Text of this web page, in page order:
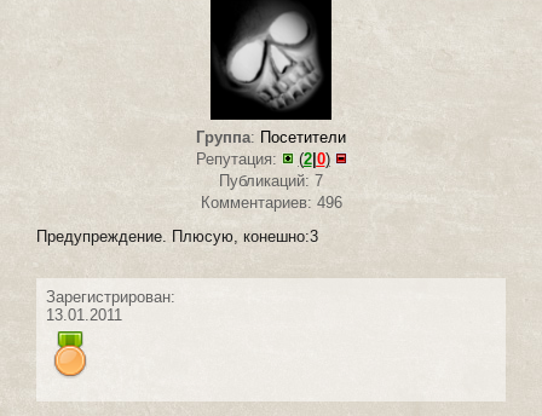
Группа: Посетители
Репутация:
(2| 0)
Публикаций: 7
Комментариев: 496
Предупреждение. Плюсую, конешно:3
Зарегистрирован:
13.01.2011